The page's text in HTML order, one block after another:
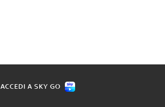
ACCEDI A SKY GO